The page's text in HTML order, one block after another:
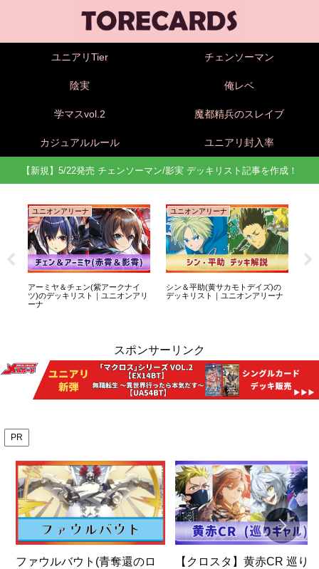
ユニアリTier チェンソーマン
陰実 俺レベ
学マスvol.2 魔都精兵のスレイブ
カジュアルルール ユニアリ封入率
【新規】5/22発売 チェンソーマン/影実 デッキリスト記事を作成！
ユニオンアリーナ
アーミヤ＆チェン(紫アークナイ
ツ)のデッキリスト｜ユニオンアリ
ーナ
ユニオンアリーナ
シン＆平助(黄サカモトデイズ)の
デッキリスト｜ユニオンアリーナ
スポンサーリンク
PR
ファウルバウト(青奪還のロ
【クロスタ】黄赤CR 巡り